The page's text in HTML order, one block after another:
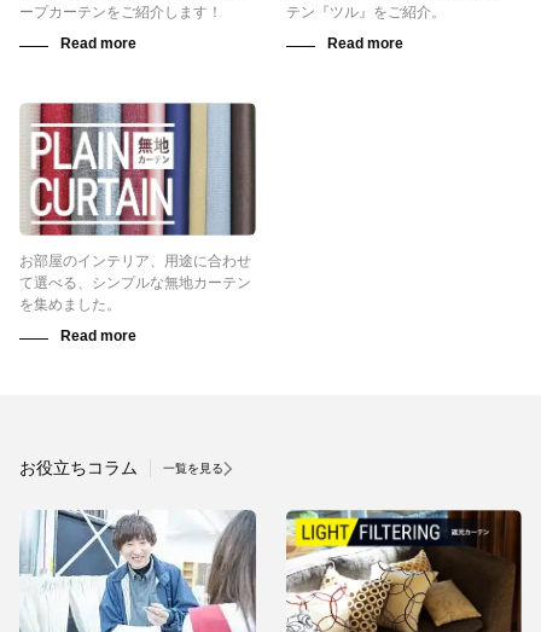
ープカーテンをご紹介します！
テン『ツル』をご紹介。
お部屋のインテリア、用途に合わせ
て選べる、シンプルな無地カーテン
を集めました。
お役立ちコラム 一覧を見る